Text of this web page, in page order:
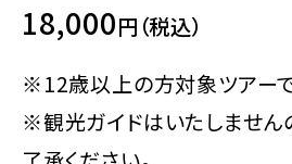
18,000円（税込）
※12歳以上の方対象ツアーで
※観光ガイドはいたしません